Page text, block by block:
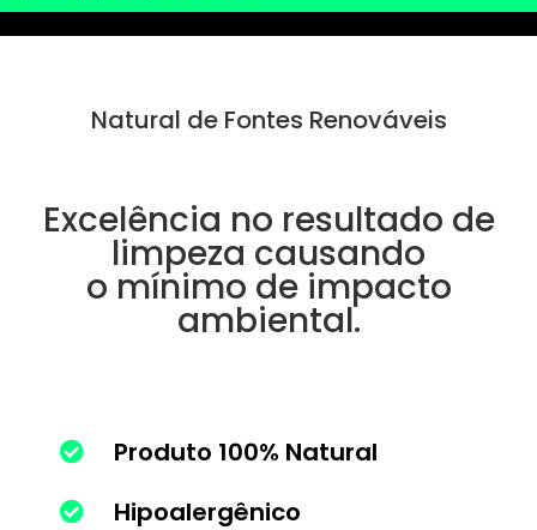
Natural de Fontes Renováveis
Excelência no resultado de
limpeza causando
o mínimo de impacto
ambiental.
Produto 100% Natural
Hipoalergênico